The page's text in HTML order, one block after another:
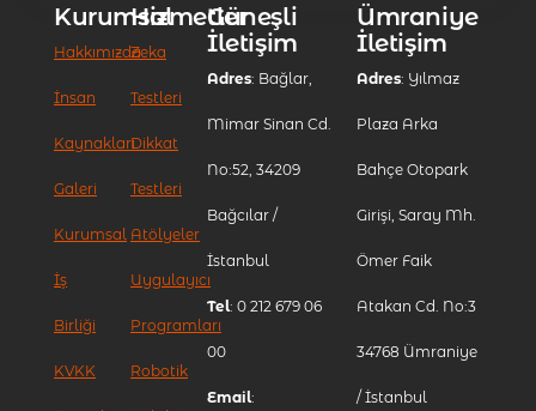
Kurumsal
Hakkımızda
İnsan
Kaynakları
Galeri
Kurumsal
İş
Birliği
KVKK
Hizmetler
Zeka
Testleri
Dikkat
Testleri
Atölyeler
Uygulayıcı
Programları
Robotik
Güneşli
İletişim
Adres: Bağlar,
Mimar Sinan Cd.
No:52, 34209
Bağcılar /
İstanbul
Tel: 0 212 679 06
00
Email:
Ümraniye
İletişim
Adres: Yılmaz
Plaza Arka
Bahçe Otopark
Girişi, Saray Mh.
Ömer Faik
Atakan Cd. No:3
34768 Ümraniye
/ İstanbul